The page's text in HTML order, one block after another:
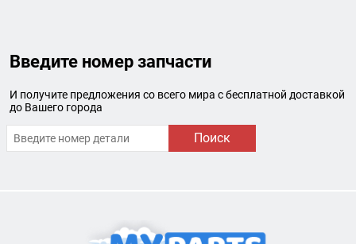
Введите номер запчасти
И получите предложения со всего мира с бесплатной доставкой
до Вашего города
Поиск